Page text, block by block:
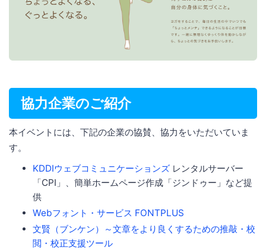
協力企業のご紹介
本イベントには、下記の企業の協賛、協力をいただいていま
す。
KDDIウェブコミュニケーションズ レンタルサーバー
「CPI」、簡単ホームページ作成「ジンドゥー」など提
供
Webフォント・サービス FONTPLUS
文賢（ブンケン）～文章をより良くするための推敲・校
閲・校正支援ツール